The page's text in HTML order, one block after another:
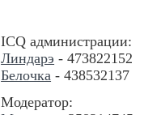
ICQ администрации:
Линдарэ - 473822152
Белочка - 438532137
Модератор: